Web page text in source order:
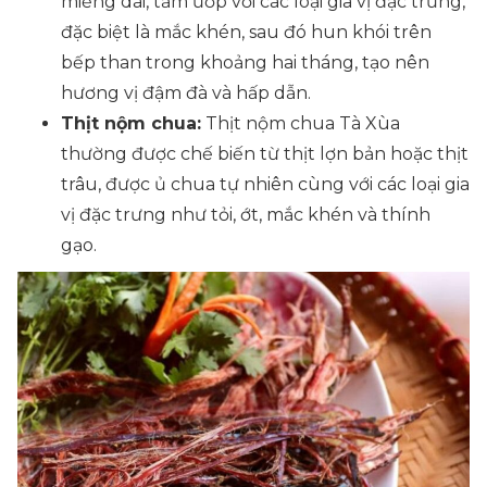
đặc biệt là mắc khén, sau đó hun khói trên
bếp than trong khoảng hai tháng, tạo nên
hương vị đậm đà và hấp dẫn.
Thịt nộm chua: Thịt nộm chua Tà Xùa
thường được chế biến từ thịt lợn bản hoặc thịt
trâu, được ủ chua tự nhiên cùng với các loại gia
vị đặc trưng như tỏi, ớt, mắc khén và thính
gạo.